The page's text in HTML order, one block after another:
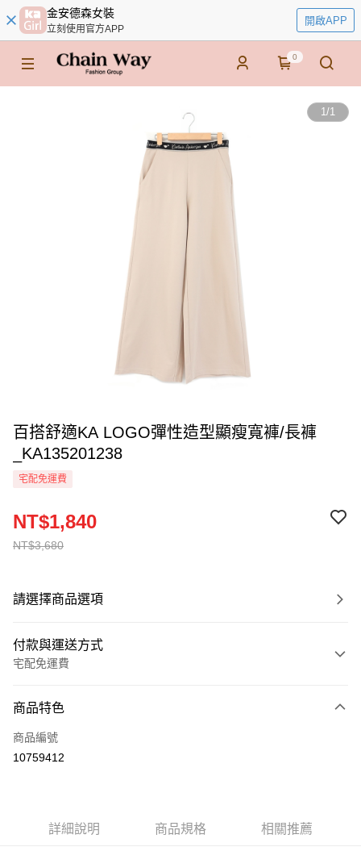
金安德森女裝
立刻使用官方APP
開啟APP
0
1/1
百搭舒適KA LOGO彈性造型顯瘦寬褲/長褲
_KA135201238
宅配免運費
NT$3,680
NT$1,840
請選擇商品選項
付款與運送方式
宅配免運費
信用卡一次付款
LINE Pay
商品特色
商品編號
10759412
詳細說明 商品規格 相關推薦